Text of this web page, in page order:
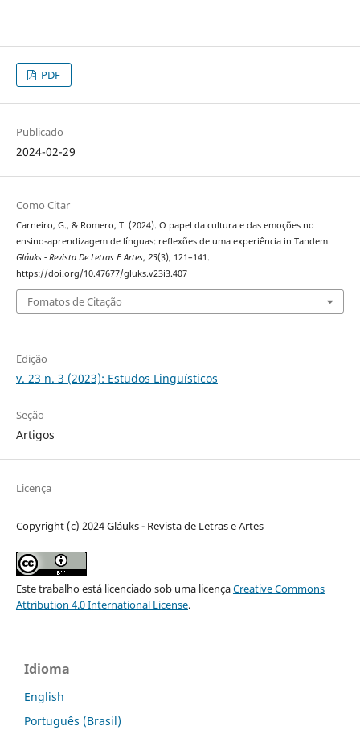
PDF
Publicado
2024-02-29
Como Citar
Carneiro, G., & Romero, T. (2024). O papel da cultura e das emoções no
ensino-aprendizagem de línguas: reflexões de uma experiência in Tandem.
Gláuks - Revista De Letras E Artes, 23(3), 121–141.
https://doi.org/10.47677/gluks.v23i3.407
Fomatos de Citação
Edição
v. 23 n. 3 (2023): Estudos Linguísticos
Seção
Artigos
Licença
Copyright (c) 2024 Gláuks - Revista de Letras e Artes
Este trabalho está licenciado sob uma licençaCreative Commons
Attribution 4.0 International License.
Idioma
English
Português (Brasil)